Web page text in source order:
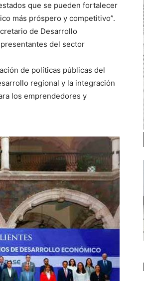
que se pueden fortalecer
más próspero y competitivo”.
de Desarrollo
del sector
de políticas públicas del
regional y la integración
los emprendedores y